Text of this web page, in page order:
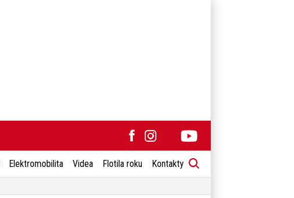
Elektromobilita Videa Flotila roku Kontakty